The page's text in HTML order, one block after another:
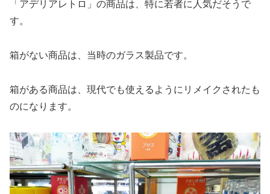
「アデリアレトロ」の商品は、特に若者に人気だそうで
す。
箱がない商品は、当時のガラス製品です。
箱がある商品は、現代でも使えるようにリメイクされたも
のになります。